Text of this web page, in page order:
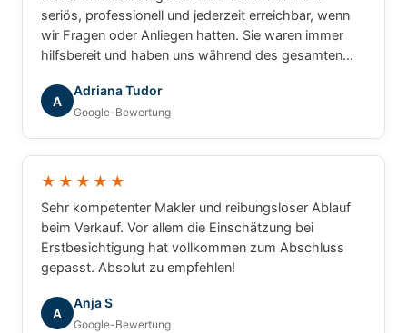
seriös, professionell und jederzeit erreichbar, wenn
wir Fragen oder Anliegen hatten. Sie waren immer
hilfsbereit und haben uns während des gesamten
Agentur mit gutem Gewissen weiterempfehlen.
A
Adriana Tudor
Google-Bewertung
★★★★★
Sehr kompetenter Makler und reibungsloser Ablauf
beim Verkauf. Vor allem die Einschätzung bei
Erstbesichtigung hat vollkommen zum Abschluss
gepasst. Absolut zu empfehlen!
A
Anja S
Google-Bewertung